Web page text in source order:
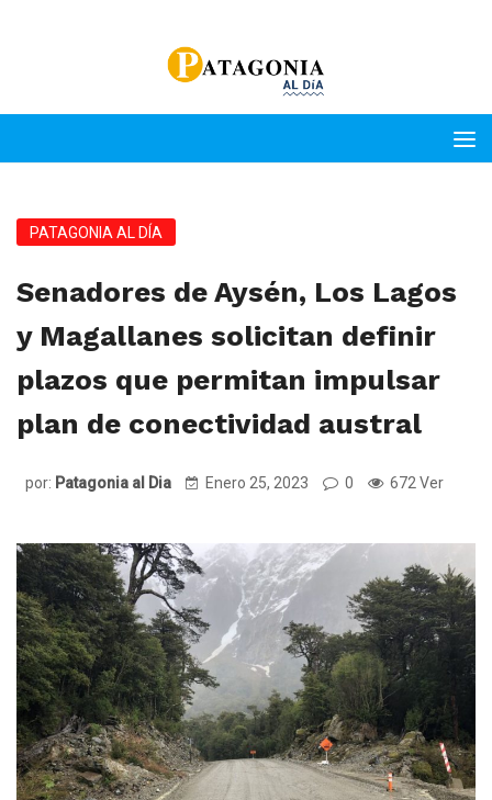
PATAGONIA AL DÍA
Senadores de Aysén, Los Lagos
y Magallanes solicitan definir
plazos que permitan impulsar
plan de conectividad austral
por: Patagonia al Dia Enero 25, 2023 0 672 Ver